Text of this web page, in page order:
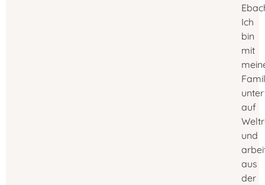
Ich
bin
mit
auf
und
aus
der